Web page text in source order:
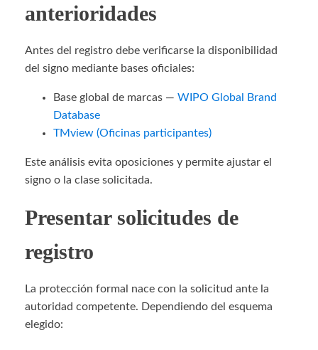
anterioridades
Antes del registro debe verificarse la disponibilidad
del signo mediante bases oficiales:
Base global de marcas — WIPO Global Brand
Database
TMview (Oficinas participantes)
Este análisis evita oposiciones y permite ajustar el
signo o la clase solicitada.
Presentar solicitudes de
registro
La protección formal nace con la solicitud ante la
autoridad competente. Dependiendo del esquema
elegido: